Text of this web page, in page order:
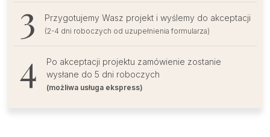
Przygotujemy Wasz projekt i wyślemy do akceptacji
(2-4 dni roboczych od uzupełnienia formularza)
Po akceptacji projektu zamówienie zostanie
wysłane do 5 dni roboczych
(możliwa usługa ekspress)